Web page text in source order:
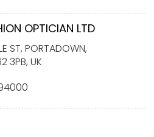
OPTICIAN LTD
ST, PORTADOWN,
3PB, UK